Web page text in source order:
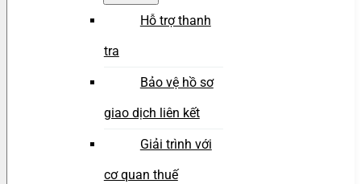
Hỗ trợ thanh
tra
Bảo vệ hồ sơ
giao dịch liên kết
Giải trình với
cơ quan thuế